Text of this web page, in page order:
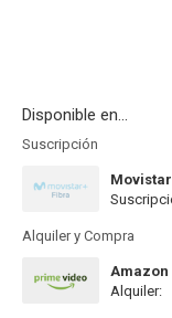
Disponible en...
Suscripción
Alquiler y Compra
Amazon
Alquiler: